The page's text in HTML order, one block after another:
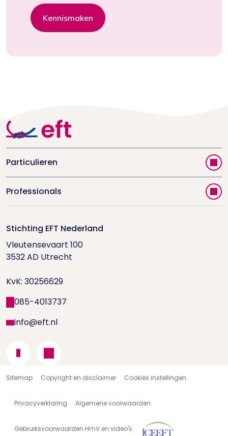
Kennismaken
Particulieren
Vind jouw therapeut
Videoportal
Doe de relatietest
Houd me Vast-bijeenkomsten
Professionals
Trainingen
Supervisorenlijst
Nieuwsbrief ontvangen?
Wetenschappelijk onderzoek
Stichting EFT Nederland
Vleutensevaart 100
3532 AD Utrecht
KvK: 30256629
085-4013737
info@eft.nl
Sitemap Copyright en disclaimer Cookies instellingen
Privacyverklaring Algemene voorwaarden
Gebruiksvoorwaarden HmV en video's